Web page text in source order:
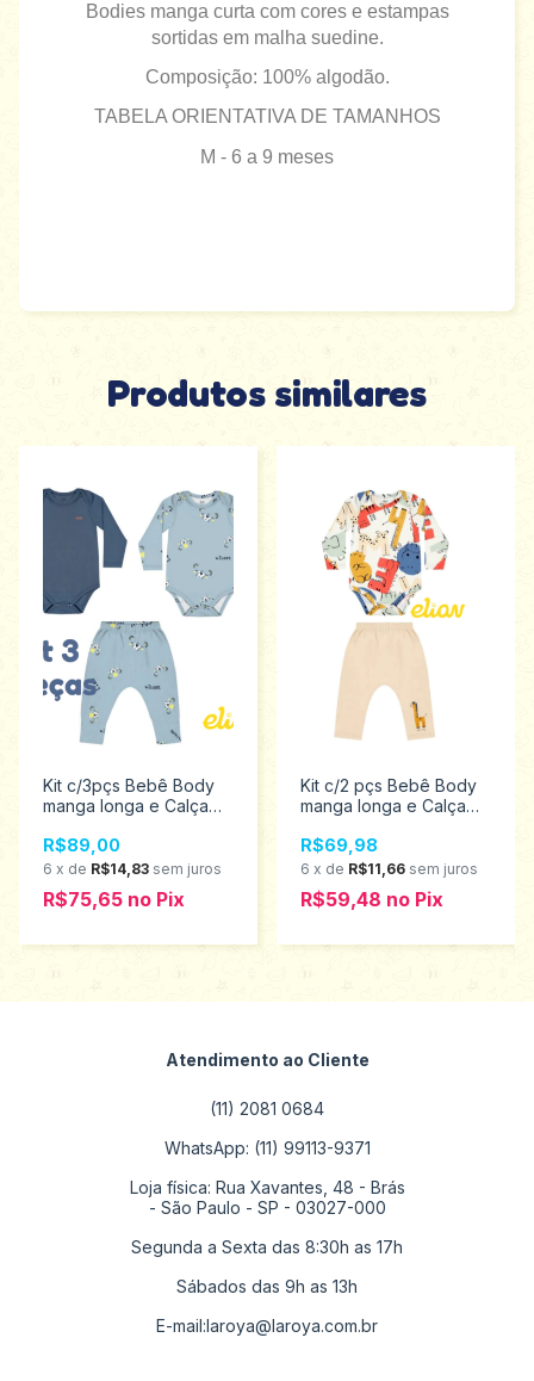
Bodies manga curta com cores e estampas
sortidas em malha suedine.
Composição: 100% algodão.
TABELA ORIENTATIVA DE TAMANHOS
M - 6 a 9 meses
Produtos similares
Kit c/3pçs Bebê Body
manga longa e Calça
Tamanhos P ao G Elian
201285
R$89,00
6 x de R$14,83 sem juros
R$75,65 no Pix
Kit c/2 pçs Bebê Body
manga longa e Calça
Tamanhos P ao G Elian
201284
R$69,98
6 x de R$11,66 sem juros
R$59,48 no Pix
Atendimento ao Cliente
(11) 2081 0684
WhatsApp: (11) 99113-9371
Loja física: Rua Xavantes, 48 - Brás
- São Paulo - SP - 03027-000
Segunda a Sexta das 8:30h as 17h
Sábados das 9h as 13h
E-mail:laroya@laroya.com.br